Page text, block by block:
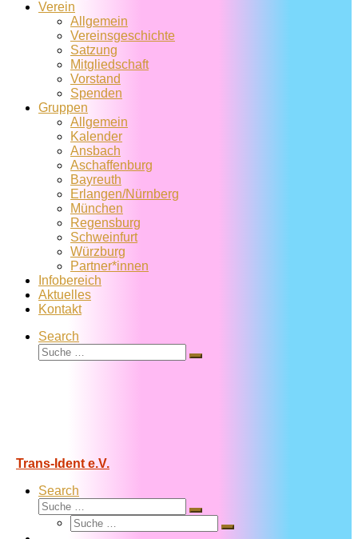
Verein
Allgemein
Vereins­geschichte
Satzung
Mitglied­schaft
Vorstand
Spenden
Gruppen
Allgemein
Kalender
Ansbach
Aschaffenburg
Bayreuth
Erlangen/Nürnberg
München
Regensburg
Schweinfurt
Würzburg
Partner*innen
Infobereich
Aktuelles
Kontakt
Search
Suche
Suche
Trans-Ident e.V.
Search
Suche
Suche
Suche
Suche